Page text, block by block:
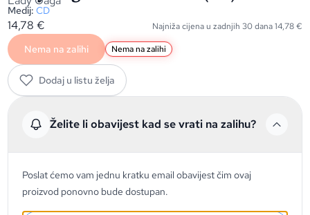
Medij: CD
14,78€ Najniža cijena u zadnjih 30 dana14,78€
Nema na zalihi Nema na zalihi
Dodaj u listu želja
Želite li obavijest kad se vrati na zalihu?
Poslat ćemo vam jednu kratku email obavijest čim ovaj
proizvod ponovno bude dostupan.